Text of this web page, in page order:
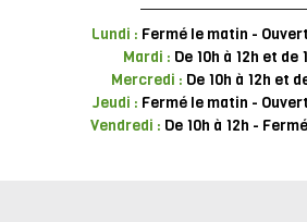
Lundi : Fermé le matin -
Mardi : De 10h à 12h et de
Mercredi : De 10h à 12h et
Jeudi : Fermé le matin -
Vendredi : De 10h à 12h -